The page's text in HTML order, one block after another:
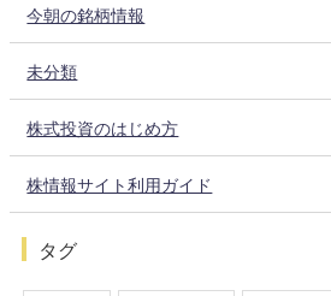
今朝の銘柄情報
未分類
株式投資のはじめ方
株情報サイト利用ガイド
タグ